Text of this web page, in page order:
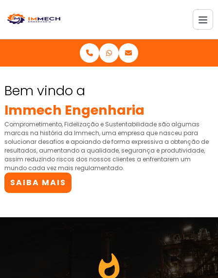
Bem vindo a
Immech Engenharia
Comprometimento, Fidelização e Sustentabilidade são algumas
marcas na história da Immech, uma empresa que nasceu para
solucionar desafios e apoiando de forma expressiva a obtenção de
resultados, aumentando a qualidade, segurança e produtividade,
assim reduzindo riscos dos nossos clientes a enfrentarem um
mundo cada vez mais regulamentado.
SAIBA MAIS